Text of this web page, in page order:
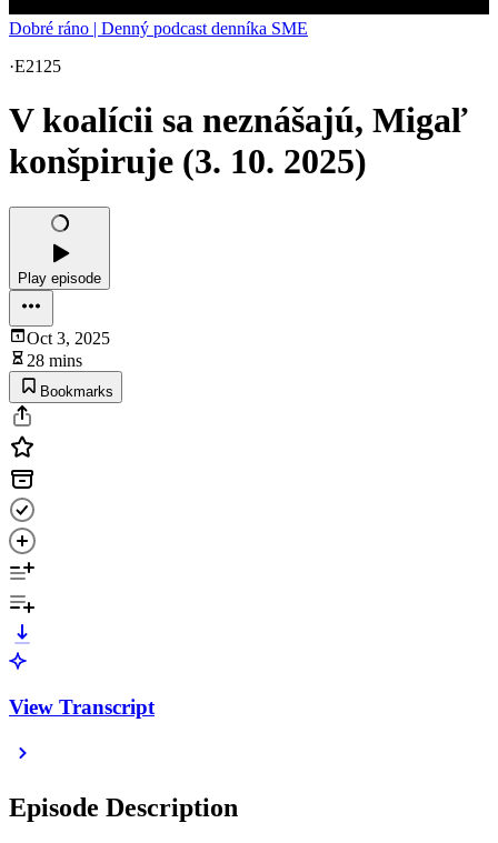
Dobré ráno | Denný podcast denníka SME
·E2125
V koalícii sa neznášajú, Migaľ
konšpiruje (3. 10. 2025)
Play episode
Oct 3, 2025
28 mins
Bookmarks
View Transcript
Episode Description